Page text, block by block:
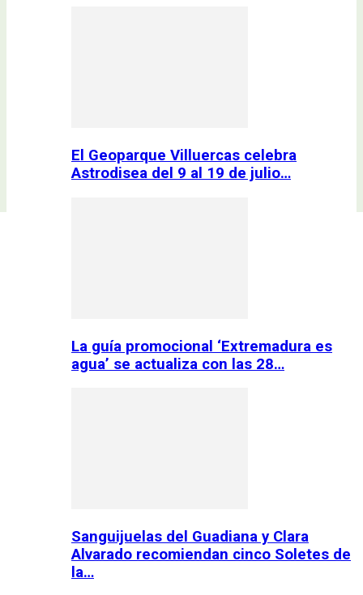
El Geoparque Villuercas celebra
Astrodisea del 9 al 19 de julio…
La guía promocional ‘Extremadura es
agua’ se actualiza con las 28…
Sanguijuelas del Guadiana y Clara
Alvarado recomiendan cinco Soletes de
la…